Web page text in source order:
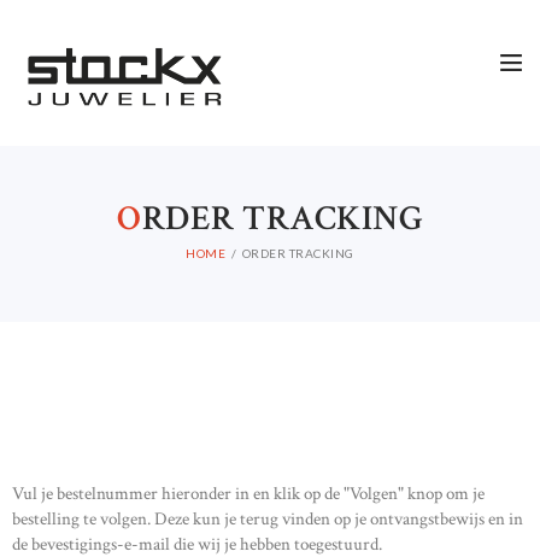
ORDER TRACKING
HOME ORDER TRACKING
Vul je bestelnummer hieronder in en klik op de "Volgen" knop om je
bestelling te volgen. Deze kun je terug vinden op je ontvangstbewijs en in
de bevestigings-e-mail die wij je hebben toegestuurd.